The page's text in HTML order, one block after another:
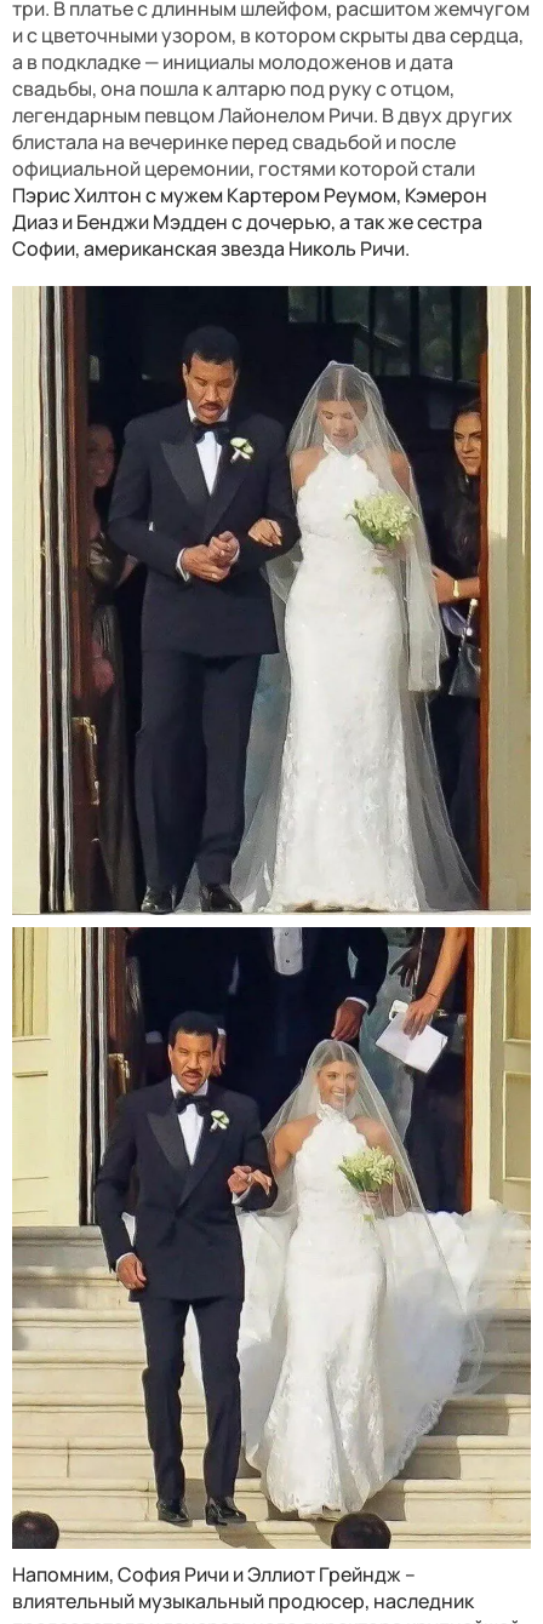
три. В платье с длинным шлейфом, расшитом жемчугом
и с цветочными узором, в котором скрыты два сердца,
а в подкладке — инициалы молодоженов и дата
свадьбы, она пошла к алтарю под руку с отцом,
легендарным певцом Лайонелом Ричи. В двух других
блистала на вечеринке перед свадьбой и после
официальной церемонии, гостями которой стали
Пэрис Хилтон с мужем Картером Реумом, Кэмерон
Диаз и Бенджи Мэдден с дочерью, а так же сестра
Софии, американская звезда Николь Ричи.
Напомним, София Ричи иЭллиот Грейндж –
влиятельный музыкальный продюсер, наследник